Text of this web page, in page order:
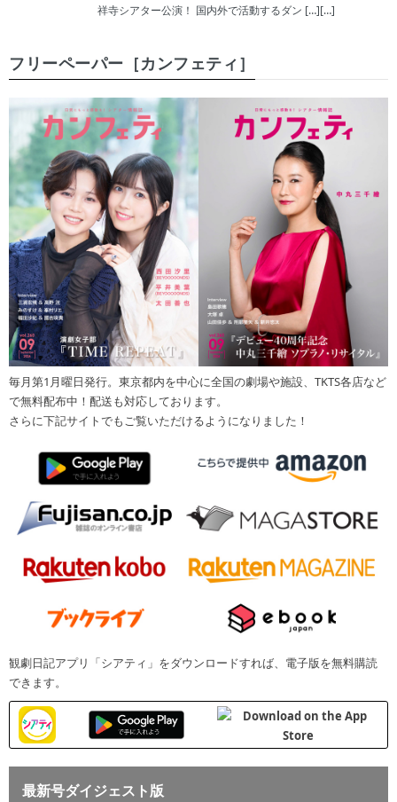
祥寺シアター公演！ 国内外で活動するダン […][…]
フリーペーパー［カンフェティ］
毎月第1月曜日発行。東京都内を中心に全国の劇場や施設、TKTS各店など
で無料配布中！配送も対応しております。
さらに下記サイトでもご覧いただけるようになりました！
観劇日記アプリ「シアティ」をダウンロードすれば、電子版を無料購読
できます。
最新号ダイジェスト版